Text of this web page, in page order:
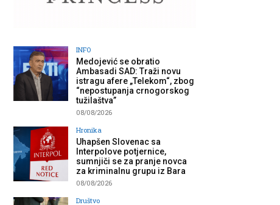
INFO
Medojević se obratio
Ambasadi SAD: Traži novu
istragu afere „Telekom“, zbog
“nepostupanja crnogorskog
tužilaštva”
08/08/2026
Hronika
Uhapšen Slovenac sa
Interpolove potjernice,
sumnjiči se za pranje novca
za kriminalnu grupu iz Bara
08/08/2026
Društvo